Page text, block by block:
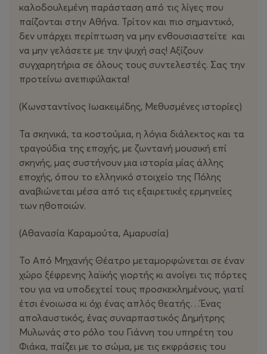
καλοδουλεμένη παράσταση από τις λίγες που
παίζονται στην Αθήνα. Τρίτον και πιο σημαντικό,
δεν υπάρχει περίπτωση να μην ενθουσιαστείτε και
να μην γελάσετε με την ψυχή σας! Αξίζουν
συγχαρητήρια σε όλους τους συντελεστές. Σας την
προτείνω ανεπιφύλακτα!
(Κωνσταντίνος Ιωακειμίδης, Μεθυσμένες ιστορίες)
Τα σκηνικά, τα κοστούμια, η λόγια διάλεκτος και τα
τραγούδια της εποχής, με ζωντανή μουσική επί
σκηνής, μας συστήνουν μια ιστορία μίας άλλης
εποχής, όπου το ελληνικό στοιχείο της Πόλης
αναβιώνεται μέσα από τις εξαιρετικές ερμηνείες
των ηθοποιών.
(Αθανασία Καραμούτα, Αμαρυσία)
Το Από Μηχανής Θέατρο μεταμορφώνεται σε έναν
χώρο ξέφρενης λαϊκής γιορτής κι ανοίγει τις πόρτες
του για να υποδεχτεί τους προσκεκλημένους, γιατί
έτσι ένοιωσα κι όχι ένας απλός θεατής…Ένας
απολαυστικός, ένας συναρπαστικός Δημήτρης
Μυλωνάς στο ρόλο του Γιάννη του υπηρέτη του
Φιάκα, παίζει με το σώμα, με τις εκφράσεις του